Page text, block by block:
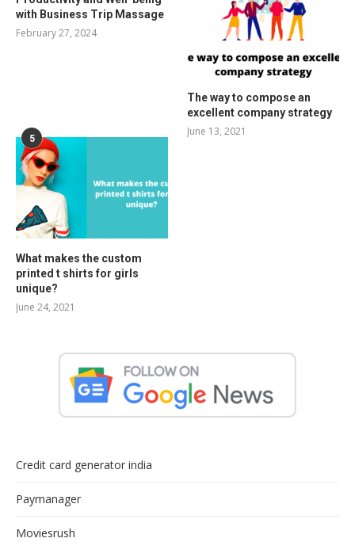
with Business Trip Massage
February 27, 2024
The way to compose an
excellent company strategy
June 13, 2021
5
What makes the custom
printed t shirts for girls
unique?
June 24, 2021
Credit card generator india
Paymanager
Moviesrush